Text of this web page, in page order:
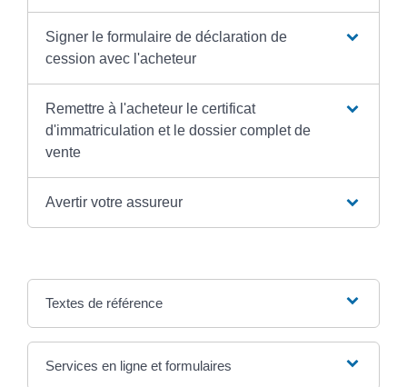
Signer le formulaire de déclaration de
cession avec l'acheteur
Remettre à l'acheteur le certificat
d'immatriculation et le dossier complet de
vente
Avertir votre assureur
Textes de référence
Services en ligne et formulaires